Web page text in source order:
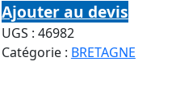
Ajouter au devis
UGS : 46982
Catégorie : BRETAGNE